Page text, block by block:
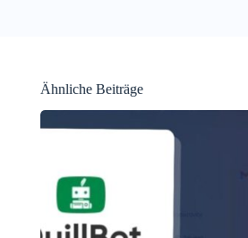
Ähnliche Beiträge